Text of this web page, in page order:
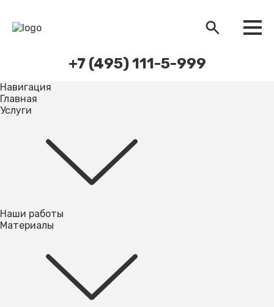
+7 (495) 111-5-999
Навигация
Главная
Услуги
Наши работы
Материалы